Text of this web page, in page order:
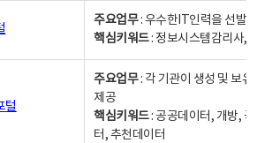
주요업무: 우수한IT인력을 선발
핵심키워드: 정보시스템감리사,
털
주요업무: 각 기관이 생성 및 보
제공
핵심키워드: 공공데이터, 개방,
터, 추천데이터